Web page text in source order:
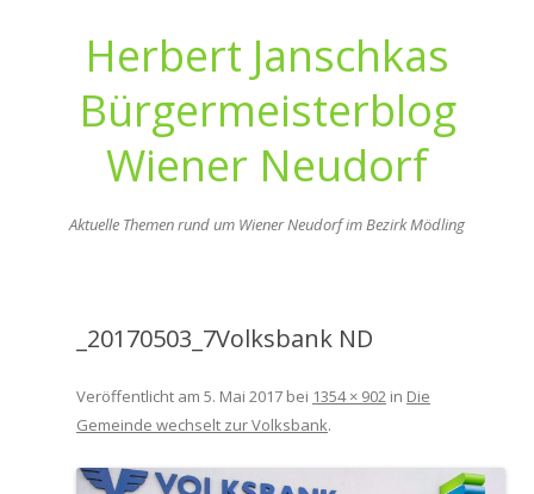
Herbert Janschkas
Bürgermeisterblog
Wiener Neudorf
Aktuelle Themen rund um Wiener Neudorf im Bezirk Mödling
_20170503_7Volksbank ND
Veröffentlicht am 5. Mai 2017 bei 1354 × 902 in Die
Gemeinde wechselt zur Volksbank.